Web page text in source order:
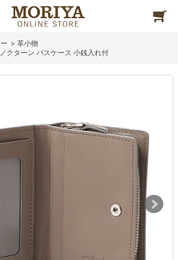
> 革小物
クターン パスケース 小銭入れ付